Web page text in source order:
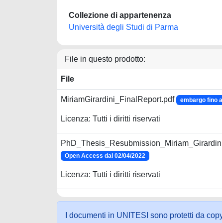
Collezione di appartenenza
Università degli Studi di Parma
File in questo prodotto:
File
MiriamGirardini_FinalReport.pdf embargo fino
Licenza: Tutti i diritti riservati
Open Access dal 02/04/2022
Licenza: Tutti i diritti riservati
I documenti in UNITESI sono protetti da